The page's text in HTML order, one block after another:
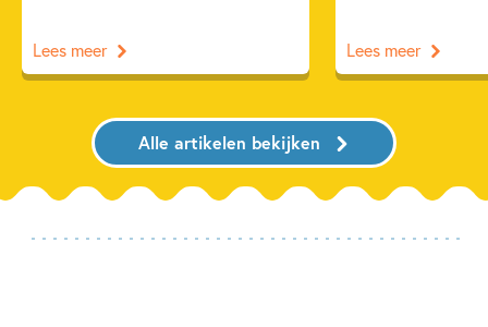
Lees meer Lees meer
Alle artikelen bekijken